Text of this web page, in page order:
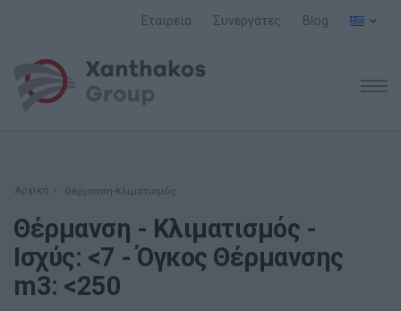
Εταιρεία Συνεργάτες Blog
Αρχική Θέρμανση-Κλιματισμός
Θέρμανση - Κλιματισμός -
Ισχύς: <7 - Όγκος Θέρμανσης
m3: <250